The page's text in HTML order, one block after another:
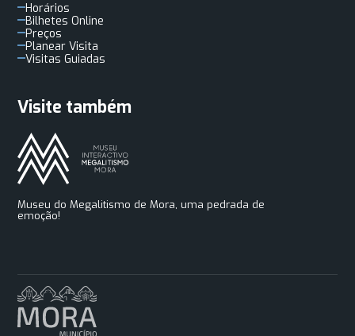
Horários
Bilhetes Online
Preços
Planear Visita
Visitas Guiadas
Visite também
Museu do Megalitismo de Mora, uma pedrada de
emoção!